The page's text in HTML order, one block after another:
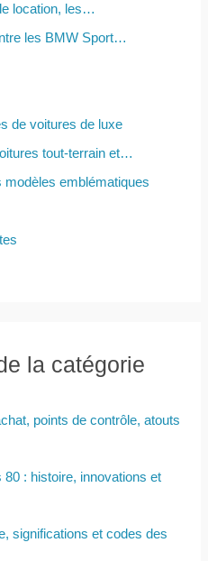
location, les…
les BMW Sport…
de voitures de luxe
tout-terrain et…
modèles emblématiques
la catégorie
points de contrôle, atouts
: histoire, innovations et
significations et codes des